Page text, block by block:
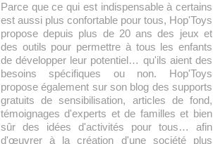
Parce que ce qui est indispensable à certains
est aussi plus confortable pour tous, Hop'Toys
propose depuis plus de 20 ans des jeux et
des outils pour permettre à tous les enfants
de développer leur potentiel… qu'ils aient des
besoins spécifiques ou non. Hop'Toys
propose également sur son blog des supports
gratuits de sensibilisation, articles de fond,
témoignages d'experts et de familles et bien
sûr des idées d'activités pour tous… afin
d'œuvrer à la création d'une société plus